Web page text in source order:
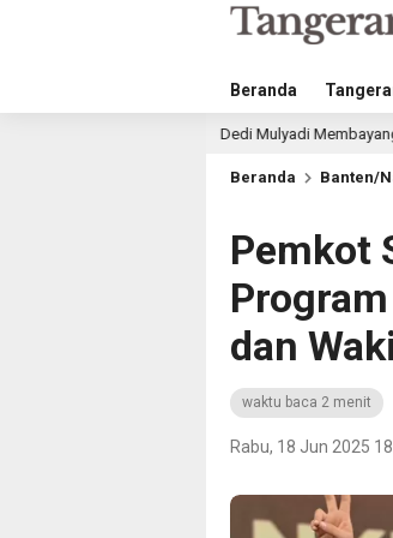
Beranda
Dedi Mulyadi Membayangi Prabowo dalam Survei
Beranda Banten/
Pemkot
dan
waktu baca 2 menit
Rabu, 18 Jun 2025